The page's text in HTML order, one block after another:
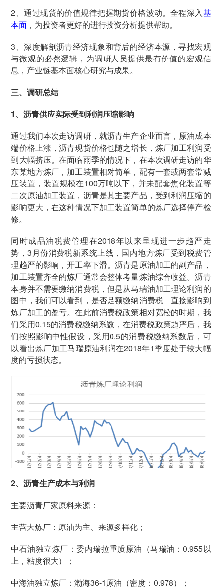
2、通过现货的价值规律把握期货价格波动。全程深入基
本面 ，为投资者更好的进行投资分析提供帮助。
3、深度解剖沥青经济现象和背后的经济本源，寻找宏观
与微观的必然逻辑，为调研人员提供最有价值的宏观信
息，产业链基本面核心研究与成果。
三、调研总结
1、沥青供应实际受到利润压缩影响
通过我们本次走访调研，就沥青生产企业而言，原油成本
端价格上涨，沥青现货价格也随之增长，炼厂加工利润受
到大幅挤压。在面临雨季的情况下，在本次调研走访的华
东某地方炼厂，加工装置相对简单，配有一套或两套常减
压装置，装置规模在100万吨以下，并未配套焦化装置等
二次原油加工装置，沥青是其主要产品，受到利润压缩的
影响更大，在这种情况下加工装置简单的炼厂选择停产检
修。
同时成品油税费管理在2018年以来呈现进一步趋严走
势，3月份消费税新系统上线，国内地方炼厂受到税费管
理趋严的影响，开工率下滑。沥青是原油加工的副产品，
加工装置齐全的炼厂通常会整体考量炼油综合收益。沥青
本身并不需要缴纳消费税，但是从马瑞油加工理论利润的
图中，我们可以看到，是否足额缴纳消费税，直接影响到
炼厂加工的盈亏。在此前消费税政策相对宽松的时期，我
们采用0.15的消费税缴纳系数，在消费税政策趋严后，我
们按照影响中性假设，采用0.5的消费税缴纳系数后，可
以看出炼厂加工马瑞原油利润在2018年1季度处于较大幅
度的亏损状态。
2、沥青生产成本与利润
主要沥青厂家原料来源：
主营大炼厂：原油为主、来源多样化；
中石油独立炼厂：委内瑞拉重质原油（马瑞油：0.955以
上，粘度很大）；
中海油独立炼厂：渤海36-1原油（密度：0.978）；